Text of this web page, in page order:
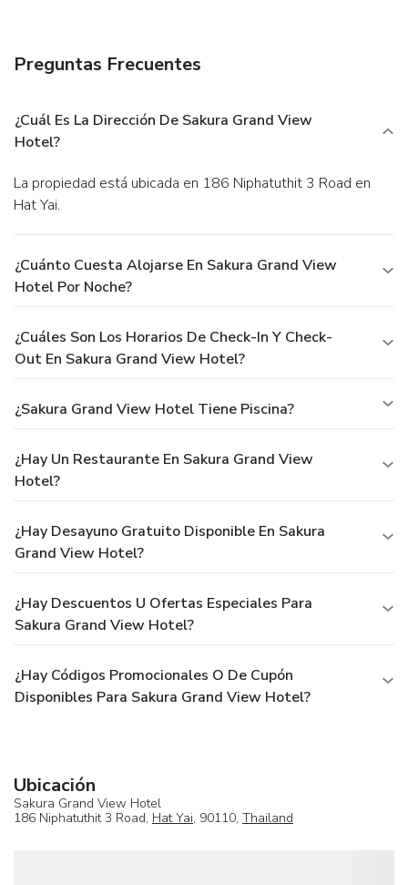
Preguntas Frecuentes
¿Cuál Es La Dirección De Sakura Grand View
Hotel?
La propiedad está ubicada en 186 Niphatuthit 3 Road en
Hat Yai.
¿Cuánto Cuesta Alojarse En Sakura Grand View
Hotel Por Noche?
¿Cuáles Son Los Horarios De Check-In Y Check-
Out En Sakura Grand View Hotel?
¿Sakura Grand View Hotel Tiene Piscina?
¿Hay Un Restaurante En Sakura Grand View
Hotel?
¿Hay Desayuno Gratuito Disponible En Sakura
Grand View Hotel?
¿Hay Descuentos U Ofertas Especiales Para
Sakura Grand View Hotel?
¿Hay Códigos Promocionales O De Cupón
Disponibles Para Sakura Grand View Hotel?
Ubicación
Sakura Grand View Hotel
186 Niphatuthit 3 Road, Hat Yai, 90110, Thailand